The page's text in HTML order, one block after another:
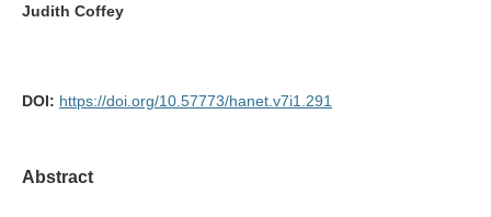
Judith Coffey
DOI: https://doi.org/10.57773/hanet.v7i1.291
Abstract